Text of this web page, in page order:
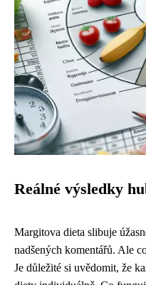
Reálné výsledky
Margitova dieta slibuje
nadšených komentářů. Ale
Je důležité si uvědomit, že